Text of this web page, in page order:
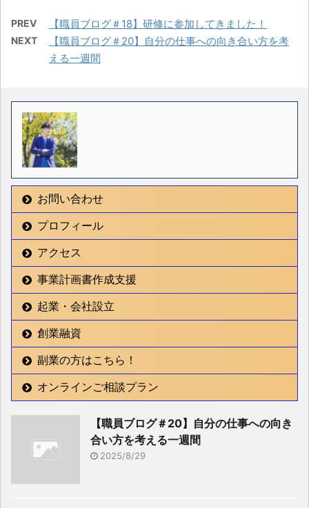
PREV 【職員ブログ＃18】研修に参加してきました！
NEXT
【職員ブログ＃20】自分の仕事への向き合い方を考
える一週間
お問い合わせ
プロフィール
アクセス
事業計画書作成支援
起業・会社設立
創業融資
副業の方はこちら！
オンラインご相談プラン
【職員ブログ＃20】自分の仕事への向き
合い方を考える一週間
2025/8/29